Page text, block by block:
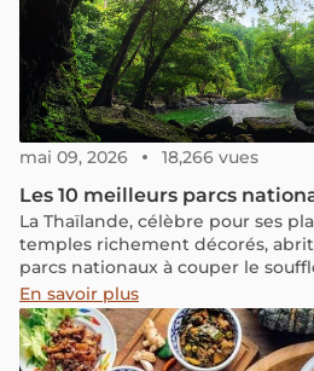
mai 09, 2026 18,266 vues
Les 10 meilleurs parcs
La Thaïlande, célèbre pour ses
temples richement décorés,
parcs nationaux à couper le
amateur de nature ou adepte
chaque parc thaïlandais offre
cœur de la nature, prête à vous
coin.
En savoir plus